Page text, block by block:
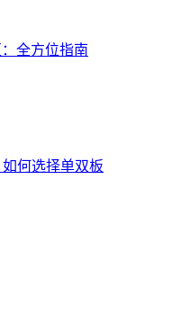
全方位指南
如何选择单双板